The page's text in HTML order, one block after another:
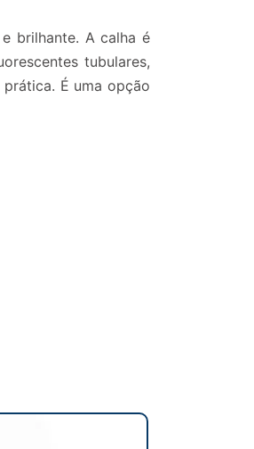
brilhante. A calha é
tubulares,
É uma opção